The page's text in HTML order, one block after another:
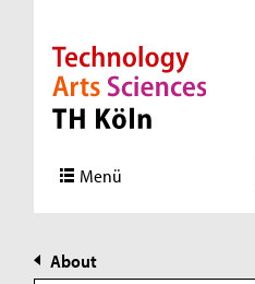
Direkt zur Hauptnavigation
Direkt zur Subnavigation
Direkt zum Inhalt
Direkt zum Fußbereich
Menü
About